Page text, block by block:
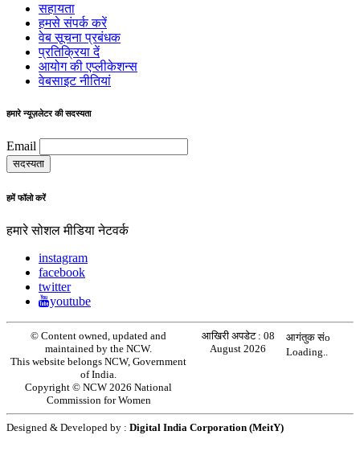
सहायता
हमसे संपर्क करें
वेब सूचना प्रबंधक
प्रतिक्रिया दें
आयोग की एप्लीकेशन्स
वेबसाइट नीतियां
हमारे न्यूज़लेटर की सदस्यता
Email
हमें फॉलो करें
हमारे सोशल मीडिया नेटवर्क
instagram
facebook
twitter
youtube
© Content owned, updated and
maintained by the NCW.
This website belongs NCW, Government
of India.
Copyright © NCW 2026 National
Commission for Women
आखिरी अपडेट : 08
August 2026
आगंतुक संo
Loading..
Designed & Developed by : Digital India Corporation (MeitY)